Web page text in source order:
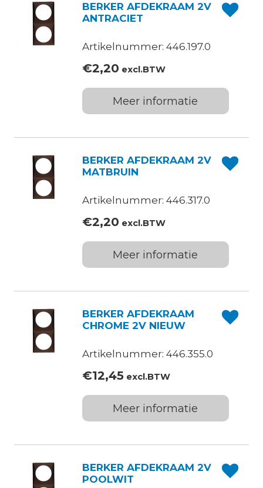
BERKER AFDEKRAAM 2V
ANTRACIET
Artikelnummer: 446.197.0
€2,20 excl.BTW
Meer informatie
BERKER AFDEKRAAM 2V
MATBRUIN
Artikelnummer: 446.317.0
€2,20 excl.BTW
Meer informatie
BERKER AFDEKRAAM
CHROME 2V NIEUW
Artikelnummer: 446.355.0
€12,45excl.BTW
Meer informatie
BERKER AFDEKRAAM 2V
POOLWIT